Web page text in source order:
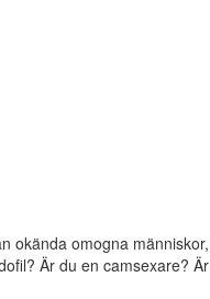
omogna
Är du en